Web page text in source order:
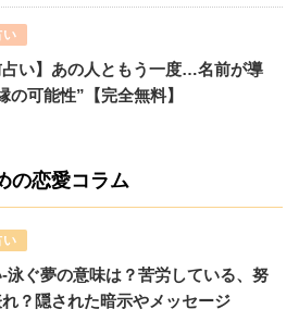
い
占い】あの人ともう一度…名前が導
の可能性”【完全無料】
の恋愛コラム
い
泳ぐ夢の意味は？苦労している、努
？隠された暗示やメッセージ